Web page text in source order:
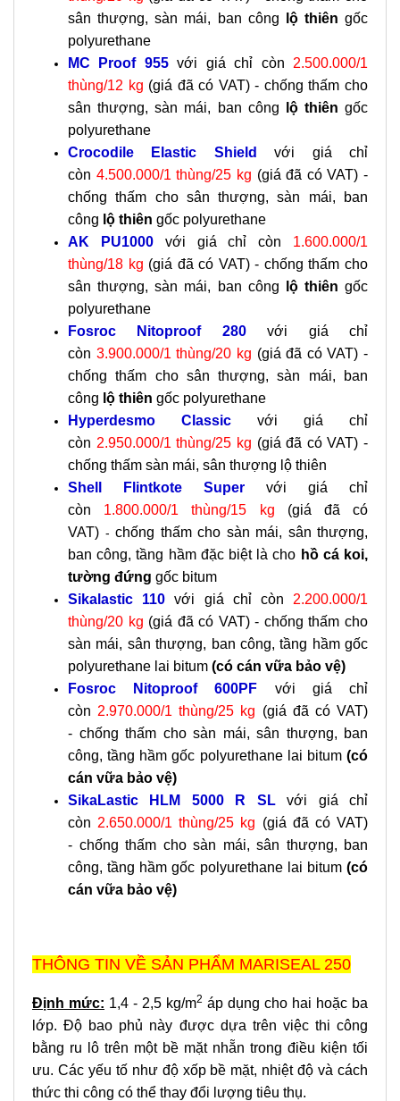
sân thượng, sàn mái, ban công
lộ thiên gốc
polyurethane
MC Proof 955với giá chỉ còn 2.500.000/1
thùng/12 kg (giá đã có VAT) - chống thấm cho
sân thượng, sàn mái, ban công
lộ thiên gốc
polyurethane
Crocodile Elastic Shieldvới giá chỉ
còn 4.500.000/1 thùng/25 kg (giá đã có VAT) -
chống thấm cho sân thượng, sàn mái, ban
công lộ thiên gốc polyurethane
AK PU1000 với giá chỉ còn 1.600.000/1
thùng/18 kg (giá đã có VAT) - chống thấm cho
sân thượng, sàn mái, ban công
lộ thiên gốc
polyurethane
Fosroc Nitoproof 280với giá chỉ
còn 3.900.000/1 thùng/20 kg (giá đã có VAT) -
chống thấm cho sân thượng, sàn mái, ban
công lộ thiên gốc polyurethane
Hyperdesmo Classic với giá chỉ
còn 2.950.000/1 thùng/25 kg (giá đã có VAT) -
chống thấm sàn mái, sân thượng lộ thiên
Shell Flintkote Super với giá chỉ
còn 1.800.000/1 thùng/15 kg (giá đã có
VAT) - chống thấm cho sàn mái, sân thượng,
ban công, tầng hầm đặc biệt là cho hồ cá koi,
tường đứng gốc bitum
Sikalastic 110với giá chỉ còn 2.200.000/1
thùng/20 kg (giá đã có VAT) - chống thấm cho
sàn mái, sân thượng, ban công, tầng hầm gốc
polyurethane lai bitum (có cán vữa bảo vệ)
Fosroc Nitoproof 600PF với giá chỉ
còn 2.970.000/1 thùng/25 kg (giá đã có VAT)
- chống thấm cho sàn mái, sân thượng, ban
công, tầng hầm gốc polyurethane lai bitum (có
cán vữa bảo vệ)
SikaLastic HLM 5000 R SLvới giá chỉ
còn 2.650.000/1 thùng/25 kg (giá đã có VAT)
- chống thấm cho sàn mái, sân thượng, ban
công, tầng hầm gốc polyurethane lai bitum (có
cán vữa bảo vệ)
THÔNG TIN VỀ SẢN PHẨM MARISEAL 250
Định mức: 1,4 - 2,5 kg/m2 áp dụng cho hai hoặc ba
lớp. Độ bao phủ này được dựa trên việc thi công
bằng ru lô trên một bề mặt nhẵn trong điều kiện tối
ưu. Các yếu tố như độ xốp bề mặt, nhiệt độ và cách
thức thi công có thể thay đổi lượng tiêu thụ.